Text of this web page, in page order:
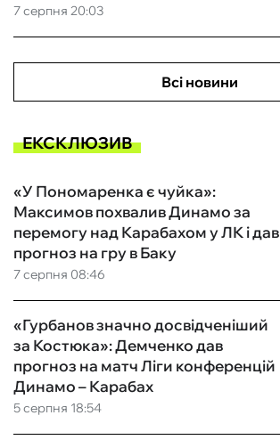
7 серпня 20:03
Всі новини
ЕКСКЛЮЗИВ
7 серпня 08:46
«У Пономаренка є чуйка»:
Максимов похвалив Динамо за
перемогу над Карабахом у ЛК і дав
прогноз на гру в Баку
5 серпня 18:54
«Гурбанов значно досвідченіший
за Костюка»: Демченко дав
прогноз на матч Ліги конференцій
Динамо – Карабах